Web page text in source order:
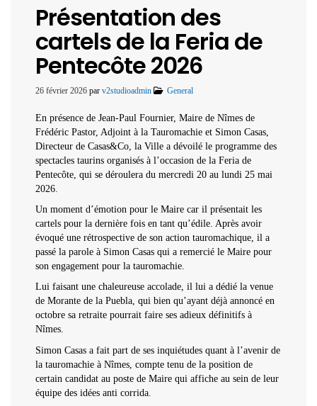
Présentation des
cartels de la Feria de
Pentecôte 2026
26 février 2026 par v2studioadmin General
En présence de Jean-Paul Fournier, Maire de Nîmes de
Frédéric Pastor, Adjoint à la Tauromachie et Simon Casas,
Directeur de Casas&Co, la Ville a dévoilé le programme des
spectacles taurins organisés à l’occasion de la Feria de
Pentecôte, qui se déroulera du mercredi 20 au lundi 25 mai
2026.
Un moment d’émotion pour le Maire car il présentait les
cartels pour la dernière fois en tant qu’édile. Après avoir
évoqué une rétrospective de son action tauromachique, il a
passé la parole à Simon Casas qui a remercié le Maire pour
son engagement pour la tauromachie.
Lui faisant une chaleureuse accolade, il lui a dédié la venue
de Morante de la Puebla, qui bien qu’ayant déjà annoncé en
octobre sa retraite pourrait faire ses adieux définitifs à
Nîmes.
Simon Casas a fait part de ses inquiétudes quant à l’avenir de
la tauromachie à Nîmes, compte tenu de la position de
certain candidat au poste de Maire qui affiche au sein de leur
équipe des idées anti corrida.